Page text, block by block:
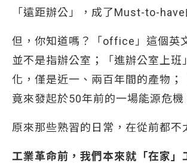
「遠距辦公」，成了Must-to-have
但，你知道嗎？「office」這個英
並不是指辦公室；「進辦公室上班
化，僅是近一、兩百年間的產物；
竟來發起於50年前的一場能源危機
原來那些熟習的日常，在從前都不
工業革命前，我們本來就「在家」